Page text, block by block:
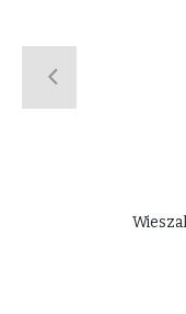
Przenośny